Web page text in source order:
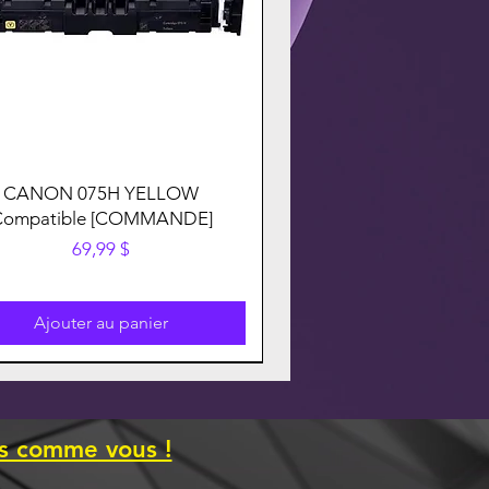
CANON 075H YELLOW
[COMMANDE]
Prix
69,99 $
Ajouter au panier
comme vous !